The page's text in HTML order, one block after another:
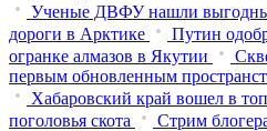
Ученые ДВФУ нашли
дороги в Арктике
Путин
огранке алмазов в Якутии
первым обновленным
Хабаровский край вошел в
поголовья скота
Стрим